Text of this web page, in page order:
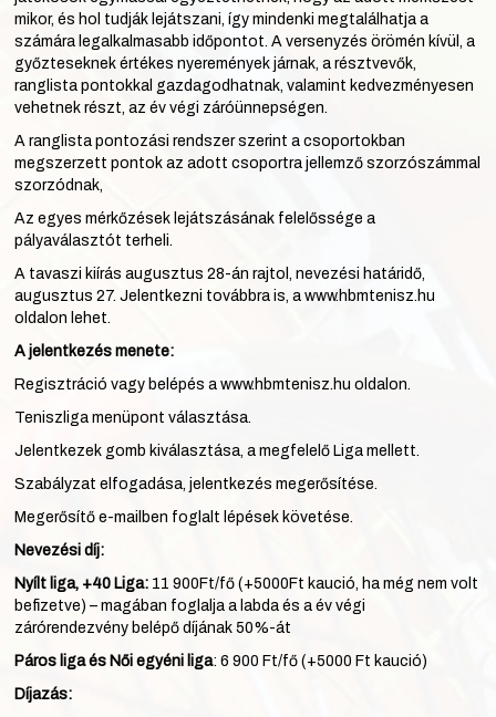
mikor, és hol tudják lejátszani, így mindenki megtalálhatja a
számára legalkalmasabb időpontot. A versenyzés örömén kívül, a
győzteseknek értékes nyeremények járnak, a résztvevők,
ranglista pontokkal gazdagodhatnak, valamint kedvezményesen
vehetnek részt, az év végi záróünnepségen.
A ranglista pontozási rendszer szerint a csoportokban
megszerzett pontok az adott csoportra jellemző szorzószámmal
szorzódnak,
Az egyes mérkőzések lejátszásának felelőssége a
pályaválasztót terheli.
A tavaszi kiírás augusztus 28-án rajtol, nevezési határidő,
augusztus 27. Jelentkezni továbbra is, a www.hbmtenisz.hu
oldalon lehet.
A jelentkezés menete:
Regisztráció vagy belépés a www.hbmtenisz.hu oldalon.
Teniszliga menüpont választása.
Jelentkezek gomb kiválasztása, a megfelelő Liga mellett.
Szabályzat elfogadása, jelentkezés megerősítése.
Megerősítő e-mailben foglalt lépések követése.
Nevezési díj:
Nyílt liga, +40 Liga: 11 900Ft/fő (+5000Ft kaució, ha még nem volt
befizetve) – magában foglalja a labda és a év végi
zárórendezvény belépő díjának 50%-át
Páros liga és Női egyéni liga: 6 900 Ft/fő (+5000 Ft kaució)
Díjazás: